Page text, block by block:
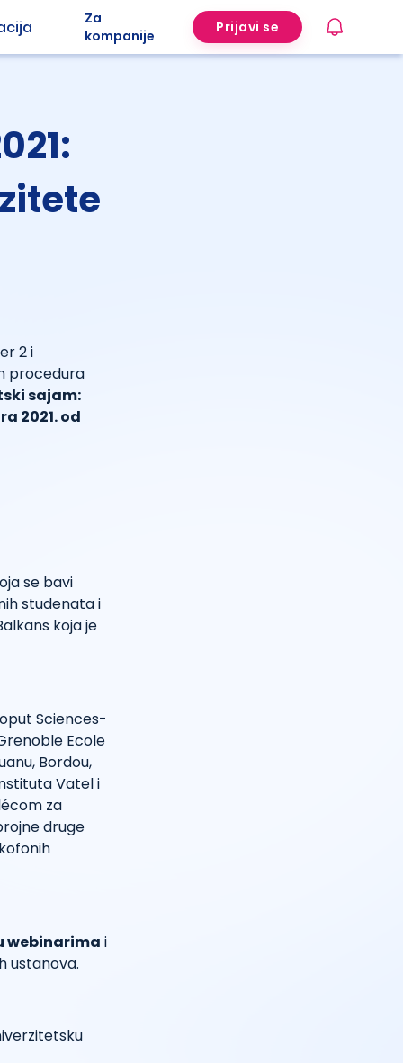
Za
kompanije
Prijavi se
2 i
procedura
sajam:
2021. od
se bavi
studenata i
koja je
Sciences-
Ecole
Bordou,
Vatel i
za
druge
webinarima i
ustanova.